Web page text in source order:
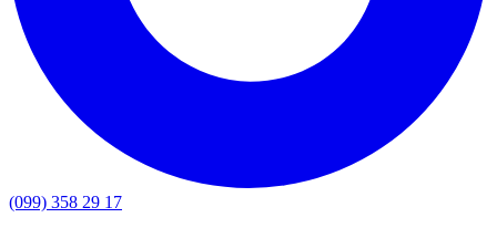
(099) 358 29 17